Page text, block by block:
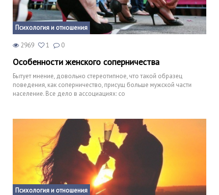
Психология и отношения
2969 1 0
Особенности женского соперничества
Бытует мнение, довольно стереотипное, что такой образец
поведения, как соперничество, присущ больше мужской части
население. Все дело в ассоциациях: со
Психология и отношения